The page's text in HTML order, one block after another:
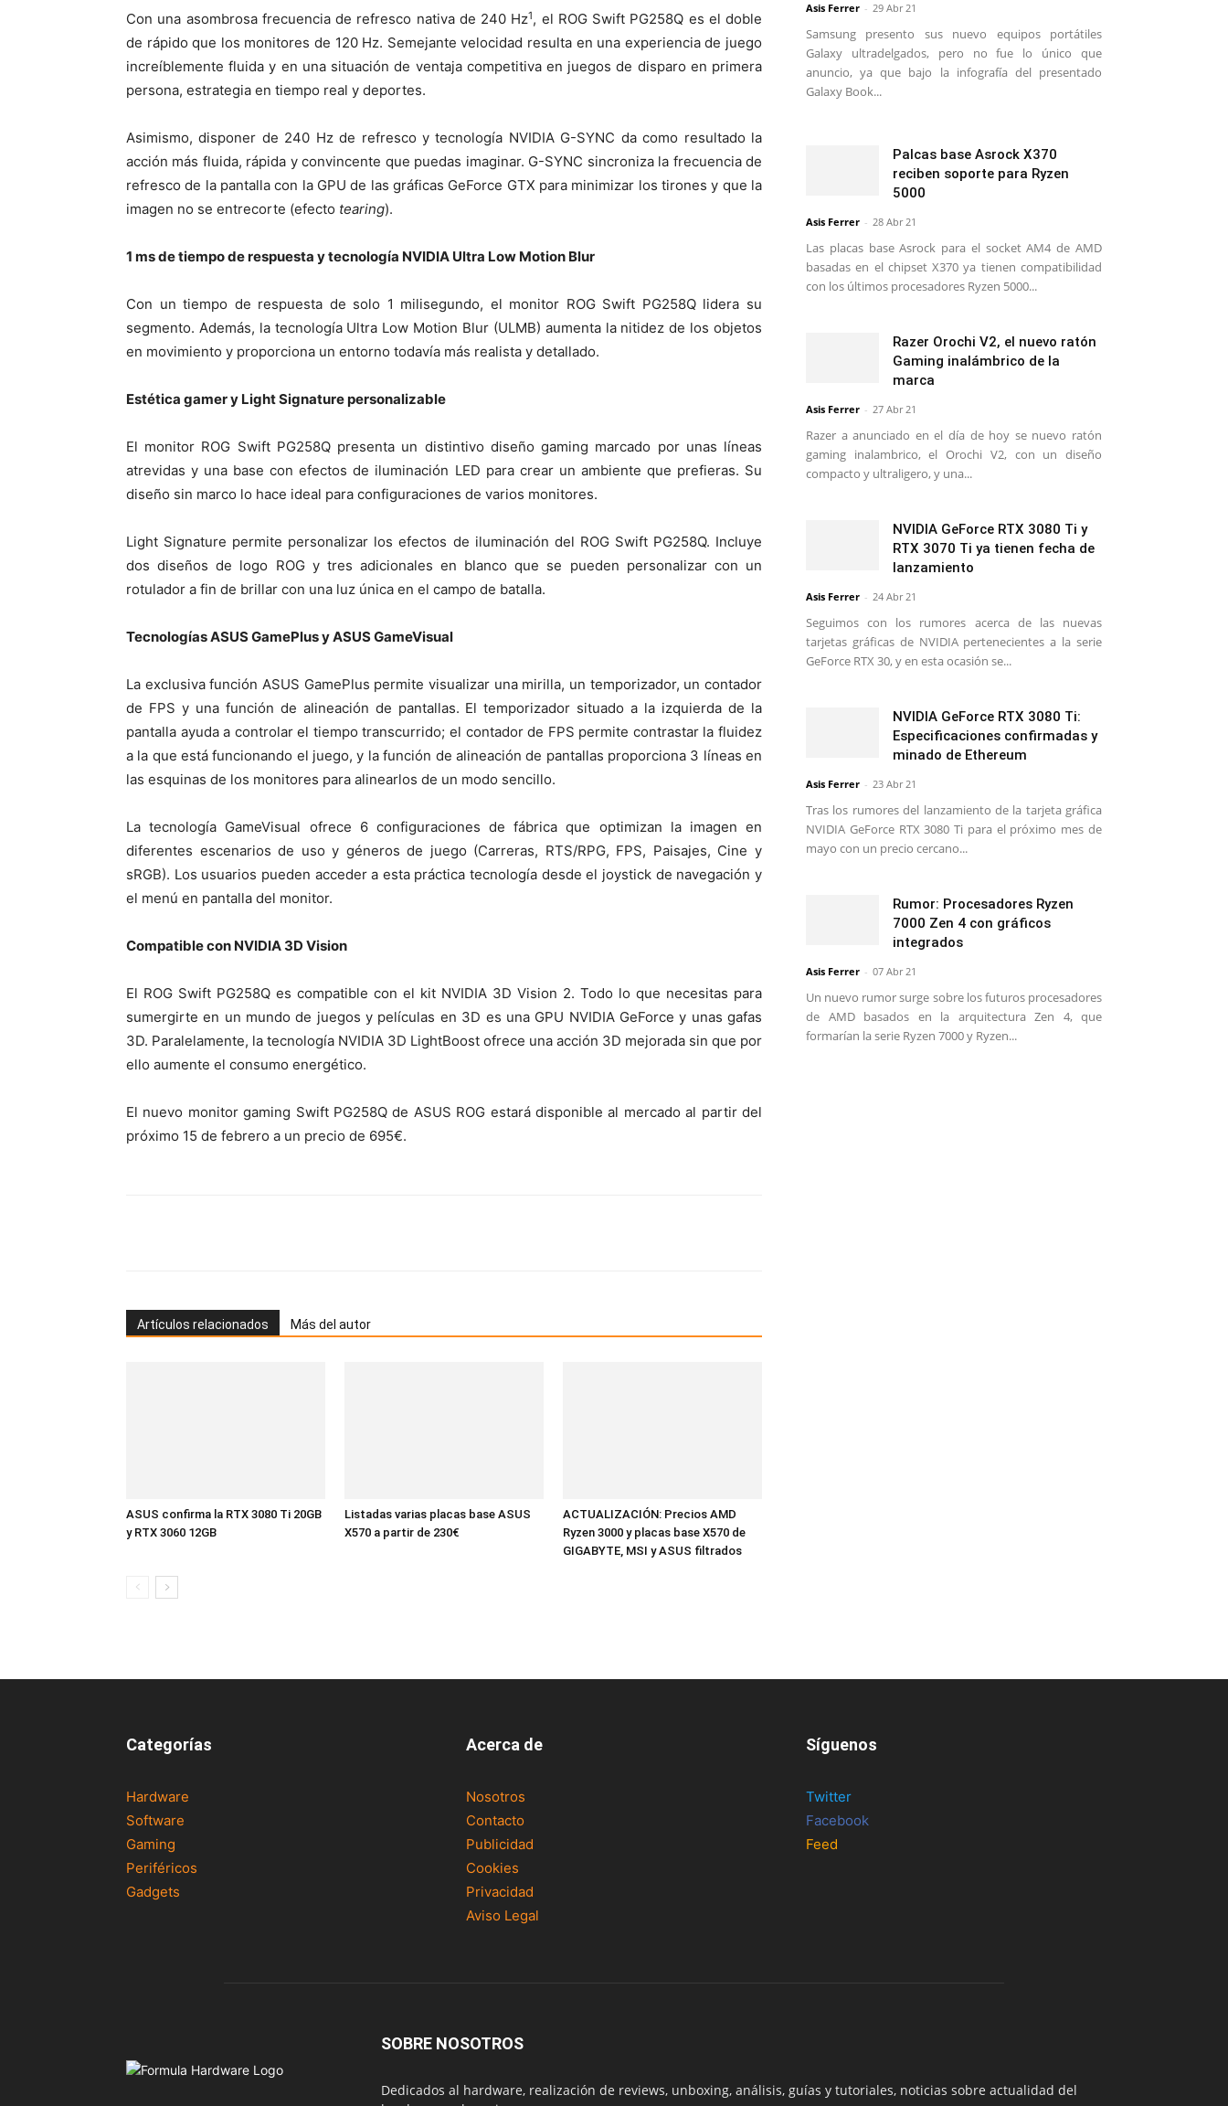
Con una asombrosa frecuencia de refresco nativa de 240 Hz1, el ROG Swift PG258Q es el doble
de rápido que los monitores de 120 Hz. Semejante velocidad resulta en una experiencia de juego
increíblemente fluida y en una situación de ventaja competitiva en juegos de disparo en primera
persona, estrategia en tiempo real y deportes.
Asimismo, disponer de 240 Hz de refresco y tecnología NVIDIA G-SYNC da como resultado la
acción más fluida, rápida y convincente que puedas imaginar. G-SYNC sincroniza la frecuencia de
refresco de la pantalla con la GPU de las gráficas GeForce GTX para minimizar los tirones y que la
imagen no se entrecorte (efecto tearing).
1 ms de tiempo de respuesta y tecnología NVIDIA Ultra Low Motion Blur
Con un tiempo de respuesta de solo 1 milisegundo, el monitor ROG Swift PG258Q lidera su
segmento. Además, la tecnología Ultra Low Motion Blur (ULMB) aumenta la nitidez de los objetos
en movimiento y proporciona un entorno todavía más realista y detallado.
Estética gamer y Light Signature personalizable
El monitor ROG Swift PG258Q presenta un distintivo diseño gaming marcado por unas líneas
atrevidas y una base con efectos de iluminación LED para crear un ambiente que prefieras. Su
diseño sin marco lo hace ideal para configuraciones de varios monitores.
Light Signature permite personalizar los efectos de iluminación del ROG Swift PG258Q. Incluye
dos diseños de logo ROG y tres adicionales en blanco que se pueden personalizar con un
rotulador a fin de brillar con una luz única en el campo de batalla.
Tecnologías ASUS GamePlus y ASUS GameVisual
La exclusiva función ASUS GamePlus permite visualizar una mirilla, un temporizador, un contador
de FPS y una función de alineación de pantallas. El temporizador situado a la izquierda de la
pantalla ayuda a controlar el tiempo transcurrido; el contador de FPS permite contrastar la fluidez
a la que está funcionando el juego, y la función de alineación de pantallas proporciona 3 líneas en
las esquinas de los monitores para alinearlos de un modo sencillo.
La tecnología GameVisual ofrece 6 configuraciones de fábrica que optimizan la imagen en
diferentes escenarios de uso y géneros de juego (Carreras, RTS/RPG, FPS, Paisajes, Cine y
sRGB). Los usuarios pueden acceder a esta práctica tecnología desde el joystick de navegación y
el menú en pantalla del monitor.
Compatible con NVIDIA 3D Vision
El ROG Swift PG258Q es compatible con el kit NVIDIA 3D Vision 2. Todo lo que necesitas para
sumergirte en un mundo de juegos y películas en 3D es una GPU NVIDIA GeForce y unas gafas
3D. Paralelamente, la tecnología NVIDIA 3D LightBoost ofrece una acción 3D mejorada sin que por
ello aumente el consumo energético.
El nuevo monitor gaming Swift PG258Q de ASUS ROG estará disponible al mercado al partir del
próximo 15 de febrero a un precio de 695€.
Artículos relacionados Más del autor
ASUS confirma la RTX 3080 Ti 20GB
y RTX 3060 12GB
Listadas varias placas base ASUS
X570 a partir de 230€
ACTUALIZACIÓN: Precios AMD
Ryzen 3000 y placas base X570 de
GIGABYTE, MSI y ASUS filtrados
Asis Ferrer - 29 Abr 21
Samsung presento sus nuevo equipos portátiles
Galaxy ultradelgados, pero no fue lo único que
anuncio, ya que bajo la infografía del presentado
Galaxy Book...
Palcas base Asrock X370
reciben soporte para Ryzen
5000
Asis Ferrer - 28 Abr 21
Las placas base Asrock para el socket AM4 de AMD
basadas en el chipset X370 ya tienen compatibilidad
con los últimos procesadores Ryzen 5000...
Razer Orochi V2, el nuevo ratón
Gaming inalámbrico de la
marca
Asis Ferrer - 27 Abr 21
Razer a anunciado en el día de hoy se nuevo ratón
gaming inalambrico, el Orochi V2, con un diseño
compacto y ultraligero, y una...
NVIDIA GeForce RTX 3080 Ti y
RTX 3070 Ti ya tienen fecha de
lanzamiento
Asis Ferrer - 24 Abr 21
Seguimos con los rumores acerca de las nuevas
tarjetas gráficas de NVIDIA pertenecientes a la serie
GeForce RTX 30, y en esta ocasión se...
NVIDIA GeForce RTX 3080 Ti:
Especificaciones confirmadas y
minado de Ethereum
Asis Ferrer - 23 Abr 21
Tras los rumores del lanzamiento de la tarjeta gráfica
NVIDIA GeForce RTX 3080 Ti para el próximo mes de
mayo con un precio cercano...
Rumor: Procesadores Ryzen
7000 Zen 4 con gráficos
integrados
Asis Ferrer - 07 Abr 21
Un nuevo rumor surge sobre los futuros procesadores
de AMD basados en la arquitectura Zen 4, que
formarían la serie Ryzen 7000 y Ryzen...
Categorías
Hardware
Software
Gaming
Periféricos
Gadgets
Acerca de
Nosotros
Contacto
Publicidad
Cookies
Privacidad
Aviso Legal
Síguenos
Twitter
Facebook
Feed
SOBRE NOSOTROS
Dedicados al hardware, realización de reviews, unboxing, análisis, guías y tutoriales, noticias sobre actualidad del